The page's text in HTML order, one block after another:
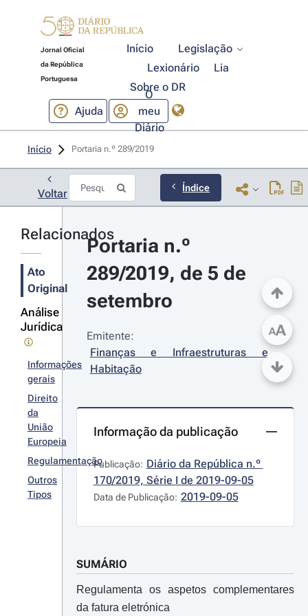
Jornal Oficial
da República
Portuguesa
Início
Legislação
Lexionário
Lia
Sobre o DR
Ajuda
O
meu
Diário
Início Portaria n.º 289/2019
Voltar Índice
Relacionados
Ato
Original
Análise
Jurídica
Informações
gerais
Direito
da
União
Europeia
Regulamentação
Outros
Tipos
Portaria n.º
289/2019, de 5 de
setembro
Emitente:
Finanças e Infraestruturas e
Habitação
Informação da publicação
Publicação: Diário da República n.º
170/2019, Série I de 2019-09-05
Data de Publicação: 2019-09-05
SUMÁRIO
Regulamenta os aspetos complementares
da fatura eletrónica
AA